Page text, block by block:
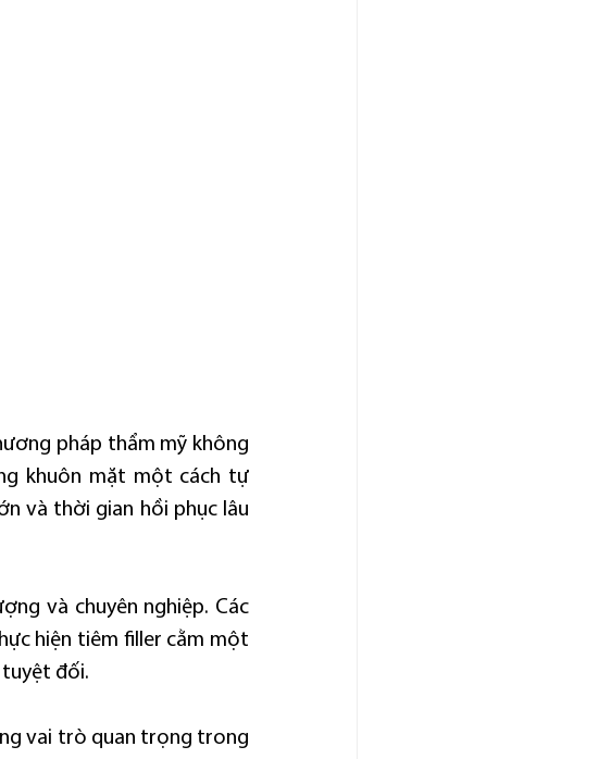
pháp thẩm mỹ không
khuôn mặt một cách tự
và thời gian hồi phục lâu
và chuyên nghiệp. Các
hiện tiêm filler cằm một
tuyệt đối.
vai trò quan trọng trong